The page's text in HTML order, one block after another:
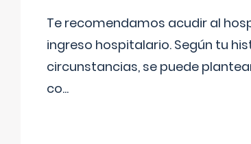
Te recomendamos acudir al
ingreso hospitalario. Según tu
circunstancias, se puede
co...